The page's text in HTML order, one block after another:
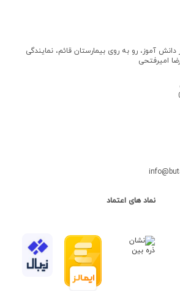
دانش آموز، رو به روی بیمارستان قائم، نمایندگی
امیرفتحی
نماد های اعتماد